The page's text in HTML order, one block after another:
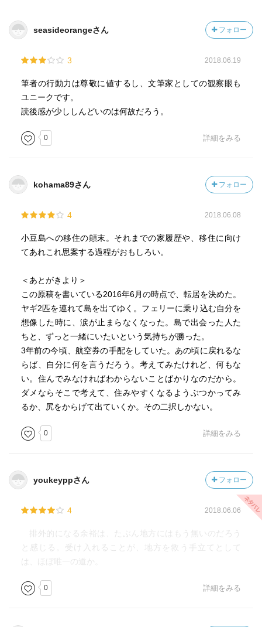
seasideorangeさん フォロー
3 2018.06.19
筆者の行動力は尊敬に値するし、文筆家としての観察眼も
ユニークです。
読後感が少ししんどいのは何故だろう。
0 詳細をみる
kohama89さん フォロー
4 2018.06.08
小豆島への移住の顛末。それまでの家履歴や、移住に向け
てあれこれ思案する過程がおもしろい。
＜あとがきより＞
この原稿を書いている2016年6月の時点で、転居を決めた。
ヤギ2匹を連れて島を出てゆく。フェリーに乗り込む自分を
想像した時に、涙が止まらなくなった。島で出会った人た
ちと、ずっと一緒にいたいという気持ちが勝った。
3年前の今頃、航空券の手配をしていた。あの頃に戻れるな
らば、自分に何を言うだろう。考えてみたけれど、何もな
い。住んでみなければわからないことばかりなのだから。
ダメならそこで考えて、住みやすくなるようぶつかってみ
るか、尻をからげて出ていくか。その二択しかない。
0 詳細をみる
youkeyppさん フォロー
4 2018.06.06
排外的になる余裕は、たぶん地方にはもう無いのだろう
と感じる。受け入れることが、地方を救う手立てとして
は、ほぼ唯一の道か。
0 詳細をみる